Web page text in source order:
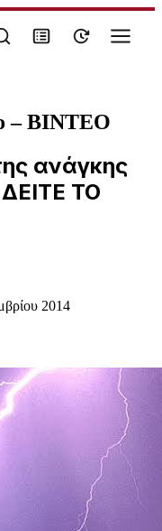
– ΒΙΝΤΕΟ
ανάγκης
ΤΟ
2014